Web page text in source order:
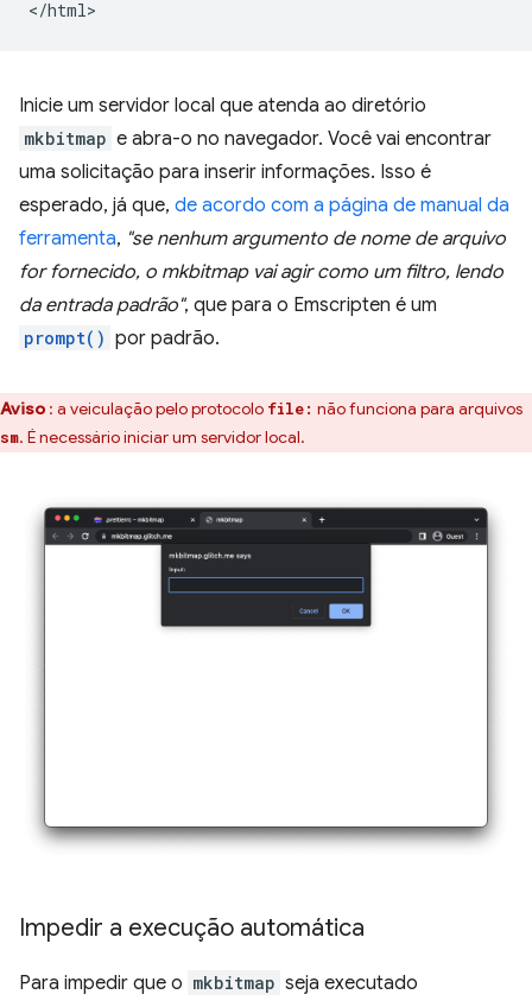
Inicie um servidor local que atenda ao diretório
mkbitmap e abra-o no navegador. Você vai encontrar
uma solicitação para inserir informações. Isso é
esperado, já que, de acordo com a página de manual da
ferramenta, "se nenhum argumento de nome de arquivo
for fornecido, o mkbitmap vai agir como um filtro, lendo
da entrada padrão", que para o Emscripten é um
prompt() por padrão.
Aviso : a veiculação pelo protocolo file: não funciona para arquivos
. É necessário iniciar um servidor local.
Impedir a execução automática
Para impedir que o mkbitmap seja executado